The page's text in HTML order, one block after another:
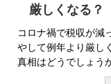
厳しくなる？
コロナ禍で税収が減
やして例年より厳し
真相はどうでしょう